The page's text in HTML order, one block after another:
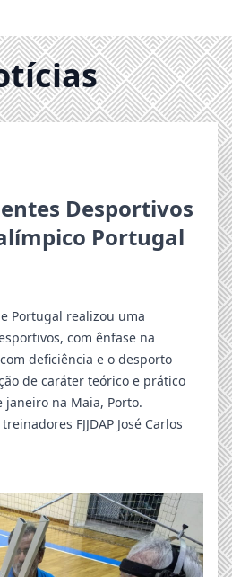
Desportivos
Portugal
Portugal realizou uma
com ênfase na
deficiência e o desporto
de caráter teórico e prático
janeiro na Maia, Porto.
FJJDAP José Carlos